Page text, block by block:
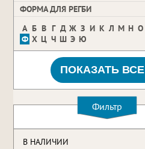
ФОРМА ДЛЯ РЕГБИ
А Б В Г Д Ж З И К Л М Н О
Ф Х Ц Ч Ш Э Ю
ПОКАЗАТЬ ВСЕ
Фильтр
В НАЛИЧИИ